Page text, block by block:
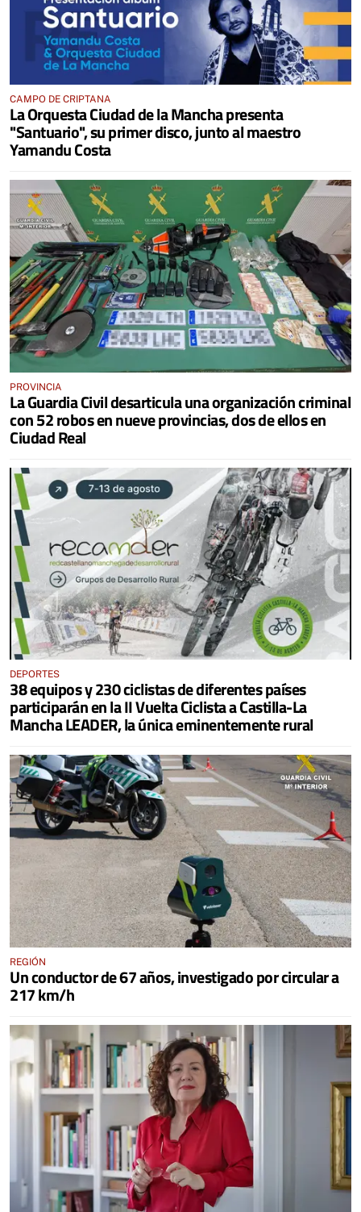
CAMPO DE CRIPTANA
La Orquesta Ciudad de la Mancha presenta
"Santuario", su primer disco, junto al maestro
Yamandu Costa
PROVINCIA
La Guardia Civil desarticula una organización criminal
con 52 robos en nueve provincias, dos de ellos en
Ciudad Real
DEPORTES
38 equipos y 230 ciclistas de diferentes países
participarán en la II Vuelta Ciclista a Castilla-La
Mancha LEADER, la única eminentemente rural
REGIÓN
Un conductor de 67 años, investigado por circular a
217 km/h